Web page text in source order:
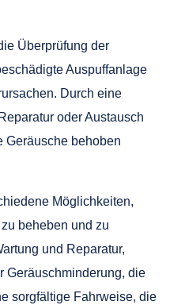
Überprüfung der
Auspuffanlage
Durch eine
oder Austausch
Geräusche behoben
Möglichkeiten,
beheben und zu
und Reparatur,
Geräuschminderung, die
sorgfältige Fahrweise, die